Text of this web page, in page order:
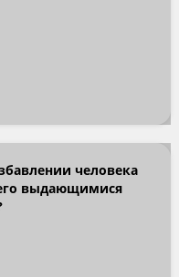
человека
выдающимися